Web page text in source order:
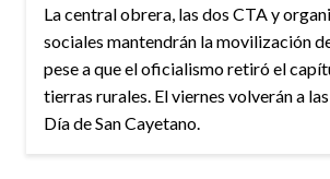
La central obrera, las dos CTA y
sociales mantendrán la movilización
pese a que el oficialismo retiró el
tierras rurales. El viernes volverán a
Día de San Cayetano.